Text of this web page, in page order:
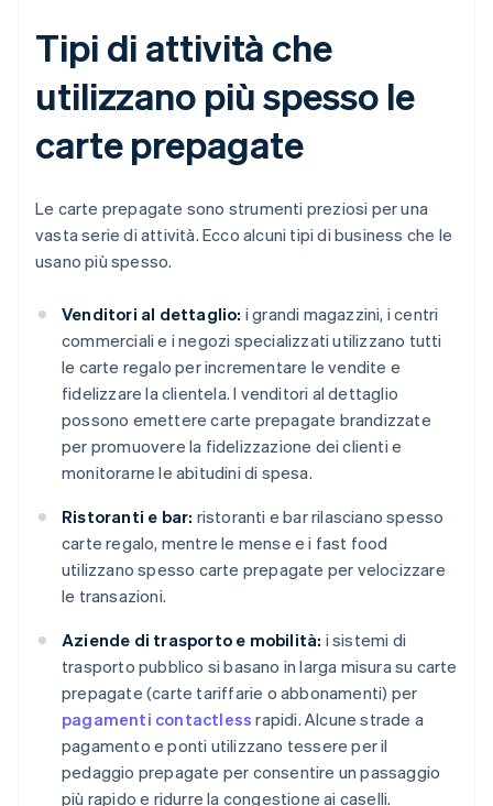
Tipi di attività che
utilizzano più spesso le
carte prepagate
Le carte prepagate sono strumenti preziosi per una
vasta serie di attività. Ecco alcuni tipi di business che le
usano più spesso.
Venditori al dettaglio: i grandi magazzini, i centri
commerciali e i negozi specializzati utilizzano tutti
le carte regalo per incrementare le vendite e
fidelizzare la clientela. I venditori al dettaglio
possono emettere carte prepagate brandizzate
per promuovere la fidelizzazione dei clienti e
monitorarne le abitudini di spesa.
Ristoranti e bar: ristoranti e bar rilasciano spesso
carte regalo, mentre le mense e i fast food
utilizzano spesso carte prepagate per velocizzare
le transazioni.
Aziende di trasporto e mobilità: i sistemi di
trasporto pubblico si basano in larga misura su carte
prepagate (carte tariffarie o abbonamenti) per
pagamenti contactless rapidi. Alcune strade a
pagamento e ponti utilizzano tessere per il
pedaggio prepagate per consentire un passaggio
più rapido e ridurre la congestione ai caselli.